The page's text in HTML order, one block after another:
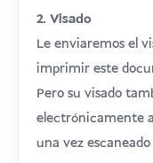
2. Visado
Le enviaremos el
imprimir este
Pero su visado
electrónicamente
una vez